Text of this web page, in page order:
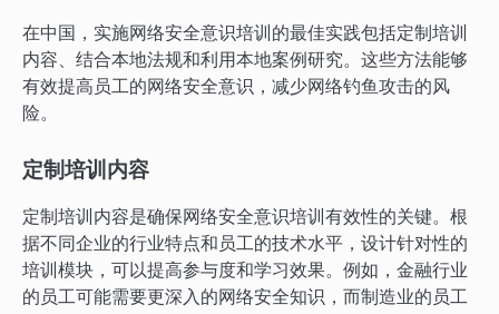
在中国，实施网络安全意识培训的最佳实践包括定制培训
内容、结合本地法规和利用本地案例研究。这些方法能够
有效提高员工的网络安全意识，减少网络钓鱼攻击的风
险。
定制培训内容
定制培训内容是确保网络安全意识培训有效性的关键。根
据不同企业的行业特点和员工的技术水平，设计针对性的
培训模块，可以提高参与度和学习效果。例如，金融行业
的员工可能需要更深入的网络安全知识，而制造业的员工